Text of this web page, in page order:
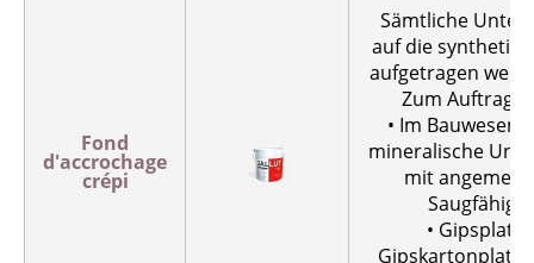
Fond
d'accrochage
crépi
Sämtliche
auf die
aufgetragen
Zum
• Im Bauwesen
mineralische
mit
•